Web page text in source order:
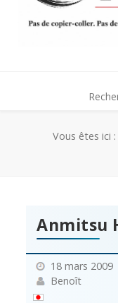
Vous êtes ici :
Anmitsu
18 mars 2009
Benoît